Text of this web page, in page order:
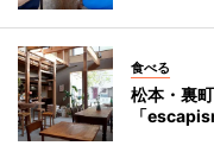
食べる
松本・裏
「